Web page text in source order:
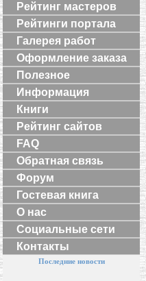
Рейтинг мастеров
Рейтинги портала
Галерея работ
Оформление заказа
Полезное
Информация
Книги
Рейтинг сайтов
FAQ
Обратная связь
Форум
Гостевая книга
О нас
Социальные сети
Контакты
Последние новости